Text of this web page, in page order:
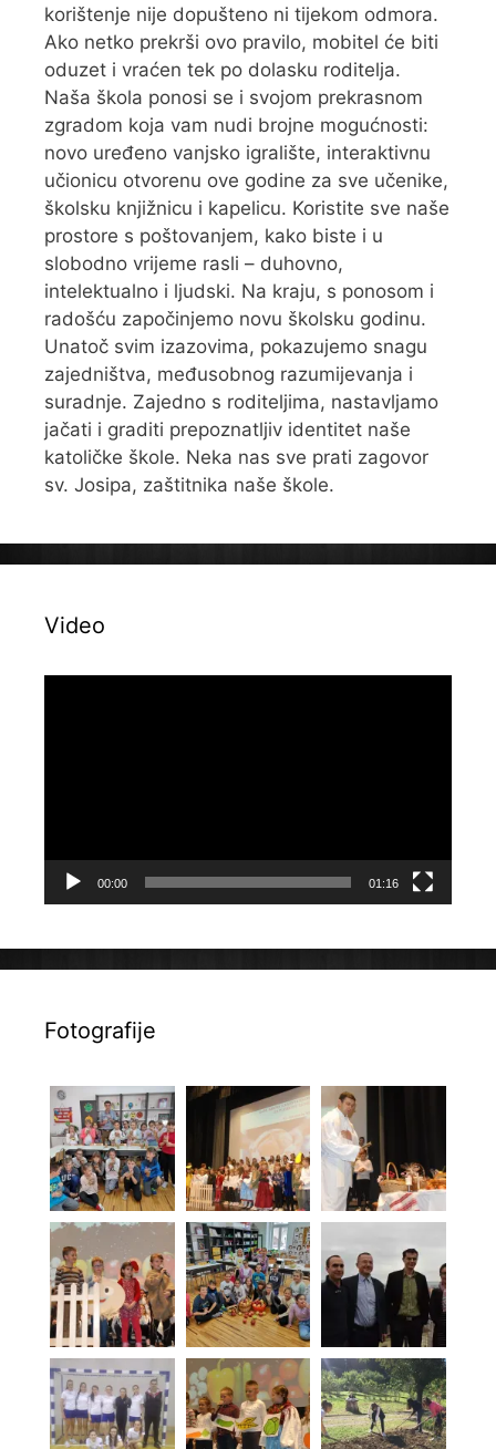
korištenje nije dopušteno ni tijekom odmora.
Ako netko prekrši ovo pravilo, mobitel će biti
oduzet i vraćen tek po dolasku roditelja.
Naša škola ponosi se i svojom prekrasnom
zgradom koja vam nudi brojne mogućnosti:
novo uređeno vanjsko igralište, interaktivnu
učionicu otvorenu ove godine za sve učenike,
školsku knjižnicu i kapelicu. Koristite sve naše
prostore s poštovanjem, kako biste i u
slobodno vrijeme rasli – duhovno,
intelektualno i ljudski. Na kraju, s ponosom i
radošću započinjemo novu školsku godinu.
Unatoč svim izazovima, pokazujemo snagu
zajedništva, međusobnog razumijevanja i
suradnje. Zajedno s roditeljima, nastavljamo
jačati i graditi prepoznatljiv identitet naše
katoličke škole. Neka nas sve prati zagovor
sv. Josipa, zaštitnika naše škole.
Video
00:00 01:16
Fotografije